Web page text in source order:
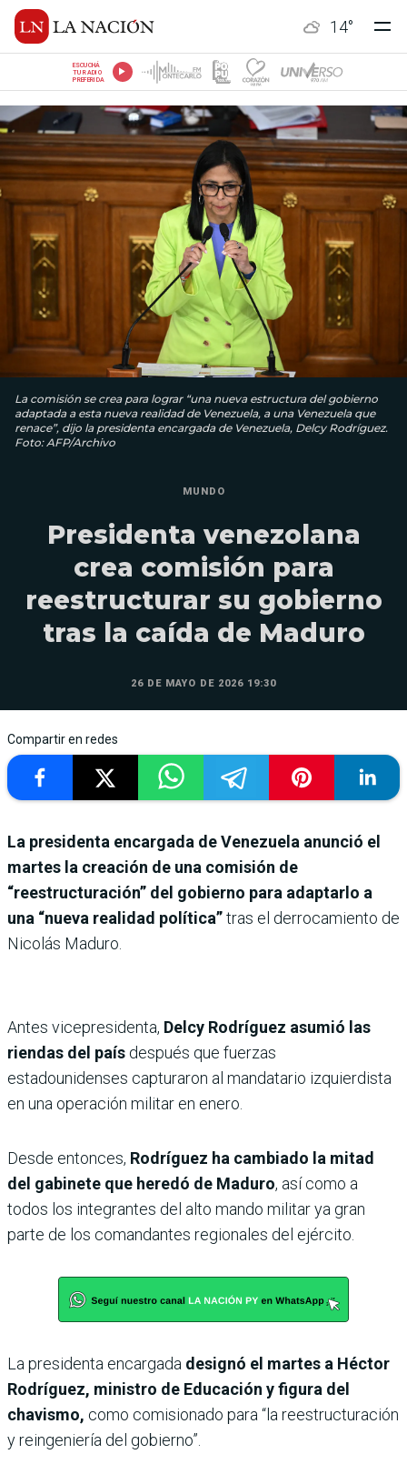
14°
ESCUCHÁ
TU RADIO
PREFERIDA
La comisión se crea para lograr “una nueva estructura del gobierno
adaptada a esta nueva realidad de Venezuela, a una Venezuela que
renace”, dijo la presidenta encargada de Venezuela, Delcy Rodríguez.
Foto: AFP/Archivo
MUNDO
Presidenta venezolana
crea comisión para
reestructurar su gobierno
tras la caída de Maduro
26 DE MAYO DE 2026 19:30
Compartir en redes
La presidenta encargada de Venezuela anunció el
martes la creación de una comisión de
“reestructuración” del gobierno para adaptarlo a
una “nueva realidad política”tras el derrocamiento de
Nicolás Maduro.
Antes vicepresidenta, Delcy Rodríguez asumió las
riendas del país después que fuerzas
estadounidenses capturaron al mandatario izquierdista
en una operación militar en enero.
Desde entonces, Rodríguez ha cambiado la mitad
del gabinete que heredó de Maduro, así como a
todos los integrantes del alto mando militar ya gran
parte de los comandantes regionales del ejército.
La presidenta encargada designó el martes a Héctor
Rodríguez, ministro de Educación y figura del
chavismo, como comisionado para “la reestructuración
y reingeniería del gobierno”.